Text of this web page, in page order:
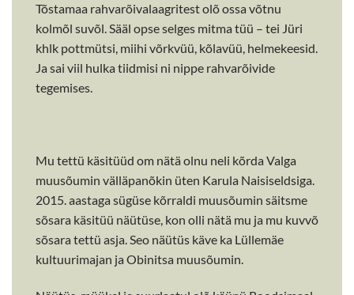
Tõstamaa rahvarõivalaagritest olõ ossa võtnu
kolmõl suvõl. Sääl opse selges mitma tüü – tei Jüri
khlk pottmütsi, miihi võrkvüü, kõlavüü, helmekeesid.
Ja sai viil hulka tiidmisi ni nippe rahvarõivide
tegemises.
Mu tettü käsitüüd om nätä olnu neli kõrda Valga
muusõumin välläpanõkin üten Karula Naisiseldsiga.
2015. aastaga sügüse kõrraldi muusõumin säitsme
sõsara käsitüü näütüse, kon olli nätä mu ja mu kuvvõ
sõsara tettü asja. Seo näütüs käve ka Lüllemäe
kultuurimajan ja Obinitsa muusõumin.